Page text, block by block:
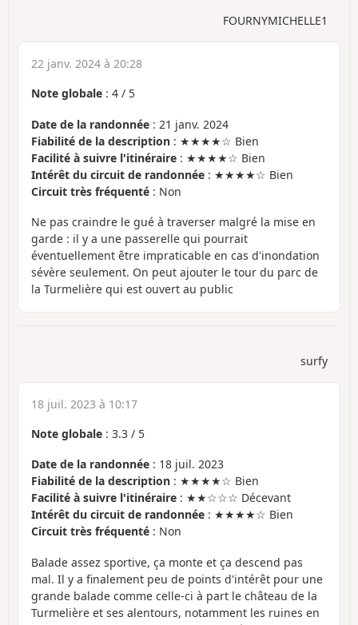
FOURNYMICHELLE1
22 janv. 2024 à 20:28
Note globale : 4 / 5
Date de la randonnée : 21 janv. 2024
Fiabilité de la description : ★★★★☆ Bien
Facilité à suivre l'itinéraire : ★★★★☆ Bien
Intérêt du circuit de randonnée : ★★★★☆ Bien
Circuit très fréquenté : Non
Ne pas craindre le gué à traverser malgré la mise en
garde : il y a une passerelle qui pourrait
éventuellement être impraticable en cas d'inondation
sévère seulement. On peut ajouter le tour du parc de
la Turmelière qui est ouvert au public
surfy
18 juil. 2023 à 10:17
Note globale : 3.3 / 5
Date de la randonnée : 18 juil. 2023
Fiabilité de la description : ★★★★☆ Bien
Facilité à suivre l'itinéraire : ★★☆☆☆ Décevant
Intérêt du circuit de randonnée : ★★★★☆ Bien
Circuit très fréquenté : Non
Balade assez sportive, ça monte et ça descend pas
mal. Il y a finalement peu de points d'intérêt pour une
grande balade comme celle-ci à part le château de la
Turmelière et ses alentours, notamment les ruines en